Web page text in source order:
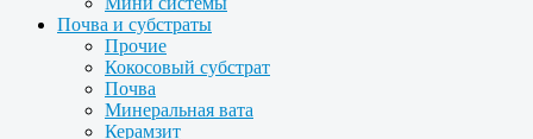
Почва и субстраты
Прочие
Кокосовый субстрат
Почва
Минеральная вата
Керамзит